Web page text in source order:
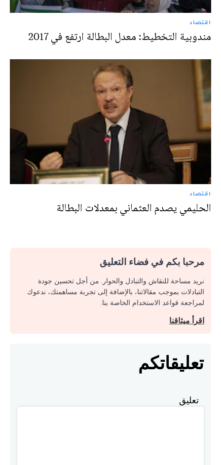
اقتصاد
مندوبية التخطيط: معدل البطالة ارتفع في 2017
اقتصاد
الحليمي يصدم العثماني بمعدلات البطالة
مرحبا بكم في فضاء التعليق
نريد مساحة للنقاش والتبادل والحوار. من أجل تحسين جودة
التبادلات بموجب مقالاتنا، بالإضافة إلى تجربة مساهمتك، ندعوك
لمراجعة قواعد الاستخدام الخاصة بنا.
اقرأ ميثاقنا
تعليقاتكم
تعليق